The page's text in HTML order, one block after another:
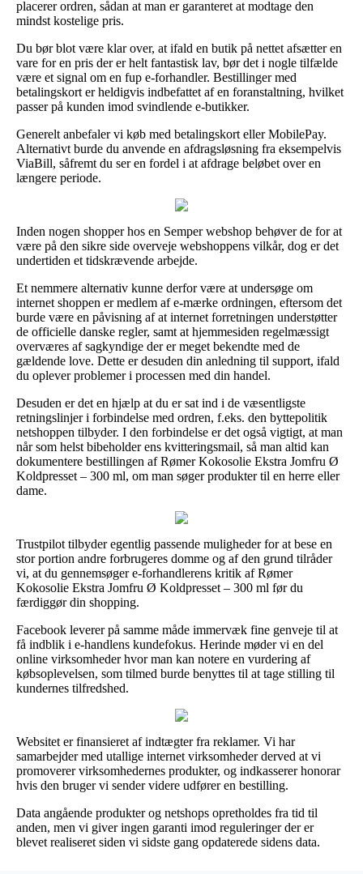
placerer ordren, sådan at man er garanteret at modtage den
mindst kostelige pris.
Du bør blot være klar over, at ifald en butik på nettet afsætter en
vare for en pris der er helt fantastisk lav, bør det i nogle tilfælde
være et signal om en fup e-forhandler. Bestillinger med
betalingskort er heldigvis indbefattet af en foranstaltning, hvilket
passer på kunden imod svindlende e-butikker.
Generelt anbefaler vi køb med betalingskort eller MobilePay.
Alternativt burde du anvende en afdragsløsning fra eksempelvis
ViaBill, såfremt du ser en fordel i at afdrage beløbet over en
længere periode.
Inden nogen shopper hos en Semper webshop behøver de for at
være på den sikre side overveje webshoppens vilkår, dog er det
undertiden et tidskrævende arbejde.
Et nemmere alternativ kunne derfor være at undersøge om
internet shoppen er medlem af e-mærke ordningen, eftersom det
burde være en påvisning af at internet forretningen understøtter
de officielle danske regler, samt at hjemmesiden regelmæssigt
overværes af sagkyndige der er meget bekendte med de
gældende love. Dette er desuden din anledning til support, ifald
du oplever problemer i processen med din handel.
Desuden er det en hjælp at du er sat ind i de væsentligste
retningslinjer i forbindelse med ordren, f.eks. den byttepolitik
netshoppen tilbyder. I den forbindelse er det også vigtigt, at man
når som helst bibeholder ens kvitteringsmail, så man altid kan
dokumentere bestillingen af Rømer Kokosolie Ekstra Jomfru Ø
Koldpresset – 300 ml, om man søger produkter til en herre eller
dame.
Trustpilot tilbyder egentlig passende muligheder for at bese en
stor portion andre forbrugeres domme og af den grund tilråder
vi, at du gennemsøger e-forhandlerens kritik af Rømer
Kokosolie Ekstra Jomfru Ø Koldpresset – 300 ml før du
færdiggør din shopping.
Facebook leverer på samme måde immervæk fine genveje til at
få indblik i e-handlens kundefokus. Herinde møder vi en del
online virksomheder hvor man kan notere en vurdering af
købsoplevelsen, som tilmed burde benyttes til at tage stilling til
kundernes tilfredshed.
Websitet er finansieret af indtægter fra reklamer. Vi har
samarbejder med utallige internet virksomheder derved at vi
promoverer virksomhedernes produkter, og indkasserer honorar
hvis den bruger vi sender videre udfører en bestilling.
Data angående produkter og netshops opretholdes fra tid til
anden, men vi giver ingen garanti imod reguleringer der er
blevet realiseret siden vi sidste gang opdaterede sidens data.